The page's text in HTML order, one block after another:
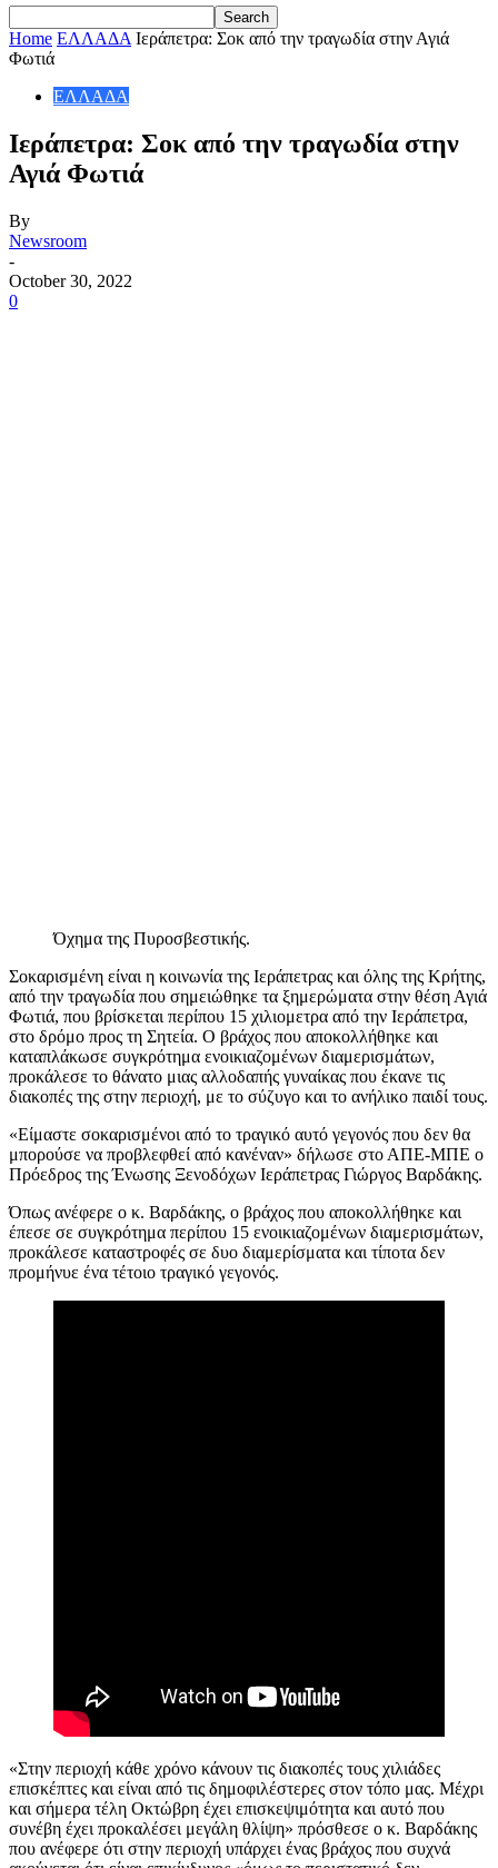
Home ΕΛΛΑΔΑ Ιεράπετρα: Σοκ από την τραγωδία στην Αγιά
Φωτιά
ΕΛΛΑΔΑ
Ιεράπετρα: Σοκ από την τραγωδία στην
Αγιά Φωτιά
By
Newsroom
-
October 30, 2022
0
Όχημα της Πυροσβεστικής.
Σοκαρισμένη είναι η κοινωνία της Ιεράπετρας και όλης της Κρήτης,
από την τραγωδία που σημειώθηκε τα ξημερώματα στην θέση Αγιά
Φωτιά, που βρίσκεται περίπου 15 χιλιομετρα από την Ιεράπετρα,
στο δρόμο προς τη Σητεία. Ο βράχος που αποκολλήθηκε και
καταπλάκωσε συγκρότημα ενοικιαζομένων διαμερισμάτων,
προκάλεσε το θάνατο μιας αλλοδαπής γυναίκας που έκανε τις
διακοπές της στην περιοχή, με το σύζυγο και το ανήλικο παιδί τους.
«Είμαστε σοκαρισμένοι από το τραγικό αυτό γεγονός που δεν θα
μπορούσε να προβλεφθεί από κανέναν» δήλωσε στο ΑΠΕ-ΜΠΕ ο
Πρόεδρος της Ένωσης Ξενοδόχων Ιεράπετρας Γιώργος Βαρδάκης.
Όπως ανέφερε ο κ. Βαρδάκης, ο βράχος που αποκολλήθηκε και
έπεσε σε συγκρότημα περίπου 15 ενοικιαζομένων διαμερισμάτων,
προκάλεσε καταστροφές σε δυο διαμερίσματα και τίποτα δεν
προμήνυε ένα τέτοιο τραγικό γεγονός.
«Στην περιοχή κάθε χρόνο κάνουν τις διακοπές τους χιλιάδες
επισκέπτες και είναι από τις δημοφιλέστερες στον τόπο μας. Μέχρι
και σήμερα τέλη Οκτώβρη έχει επισκεψιμότητα και αυτό που
συνέβη έχει προκαλέσει μεγάλη θλίψη» πρόσθεσε ο κ. Βαρδάκης
που ανέφερε ότι στην περιοχή υπάρχει ένας βράχος που συχνά